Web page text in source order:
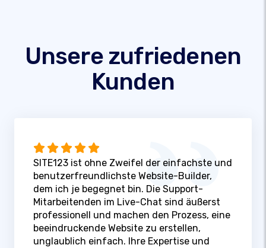
Unsere zufriedenen
Kunden
SITE123 ist ohne Zweifel der einfachste und
benutzerfreundlichste Website-Builder,
dem ich je begegnet bin. Die Support-
Mitarbeitenden im Live-Chat sind äußerst
professionell und machen den Prozess, eine
beeindruckende Website zu erstellen,
unglaublich einfach. Ihre Expertise und